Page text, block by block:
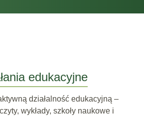
edukacyjne
działalność edukacyjną –
wykłady, szkoły naukowe i